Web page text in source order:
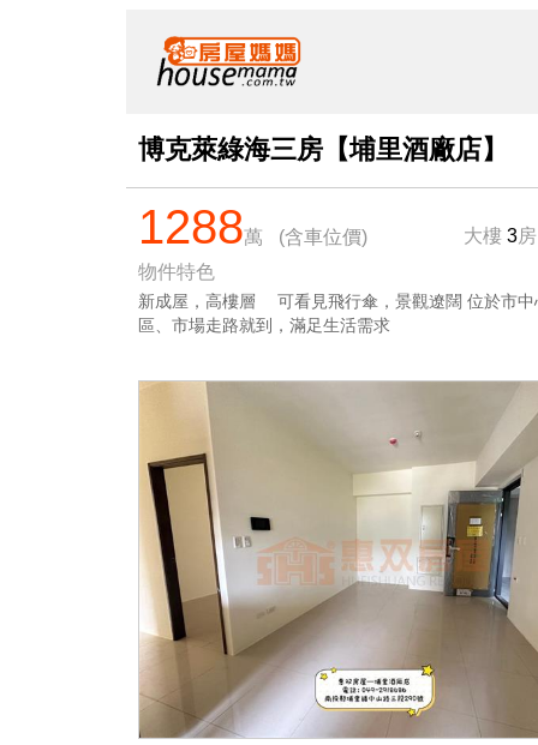
博克萊綠海三房【埔里酒廠店】
1288萬 (含車位價) 大樓 3
物件特色
新成屋，高樓層 可看見飛行傘，景觀遼闊 位於市中
區、市場走路就到，滿足生活需求